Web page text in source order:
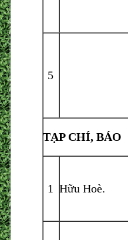
5
TẠP CHÍ, BÁO
1 Hữu Hoè.